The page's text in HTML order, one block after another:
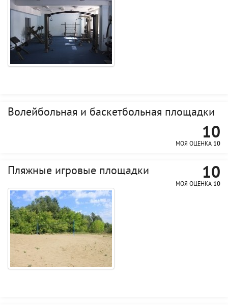
Волейбольная и баскетбольная площадки
10
МОЯ ОЦЕНКА 10
Пляжные игровые площадки 10
МОЯ ОЦЕНКА 10